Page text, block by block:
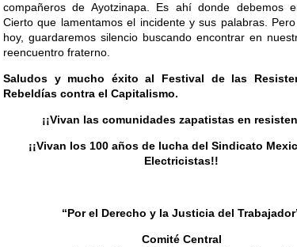
compañeros de Ayotzinapa. Es ahí donde debemos
Cierto que lamentamos el incidente y sus palabras.
hoy, guardaremos silencio buscando encontrar en
reencuentro fraterno.
Saludos y mucho éxito al
Festival de las
Rebeldías contra el Capitalismo.
¡¡Vivan las comunidades zapatistas en
¡¡Vivan los 100 años de lucha del Sindicato
Electricistas!!
“Por el Derecho y la Justicia del
Comité Central